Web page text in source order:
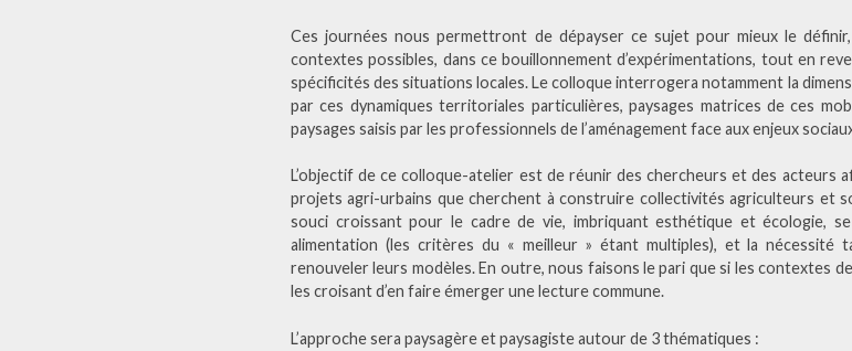
Ces journées nous permettront de dépayser ce sujet pour mieux le
contextes possibles, dans ce bouillonnement d’expérimentations, tout en
spécificités des situations locales. Le colloque interrogera notamment la
par ces dynamiques territoriales particulières, paysages matrices de ces
paysages saisis par les professionnels de l’aménagement face aux enjeux
L’objectif de ce colloque-atelier est de réunir des chercheurs et des acteurs
projets agri-urbains que cherchent à construire collectivités agriculteurs et
souci croissant pour le cadre de vie, imbriquant esthétique et écologie,
alimentation (les critères du « meilleur » étant multiples), et la nécessité
renouveler leurs modèles. En outre, nous faisons le pari que si les contextes
les croisant d’en faire émerger une lecture commune.
L’approche sera paysagère et paysagiste autour de 3 thématiques :